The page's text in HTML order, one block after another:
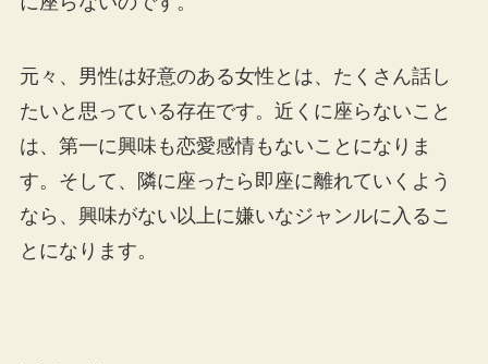
元々、男性は好意のある女性とは、たくさん話し
たいと思っている存在です。近くに座らないこと
は、第一に興味も恋愛感情もないことになりま
す。そして、隣に座ったら即座に離れていくよう
なら、興味がない以上に嫌いなジャンルに入るこ
とになります。